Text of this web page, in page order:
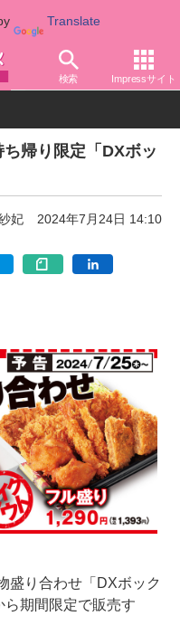
Translate
検索 Impressサイト
帰り限定「DXボッ
妃 2024年7月24日 14:10
り合わせ「DXボック
ら期間限定で販売す